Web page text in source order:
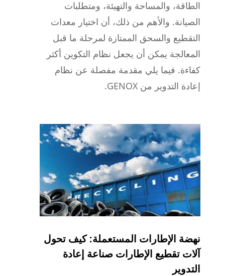
الطاقة، والمساحة والتهيئة، ومتطلبات
الصيانة. والأهم من ذلك، أن اختيار معدات
التقطيع والسحق الممتازة لمرحلة ما قبل
المعالجة يمكن أن يجعل نظام التكوين أكثر
كفاءة. فيما يلي مقدمة مفصلة عن نظام
إعادة التدوير من GENOX.
نهضة الإطارات المستعملة: كيف تحول
آلات تقطيع الإطارات صناعة إعادة
التدوير